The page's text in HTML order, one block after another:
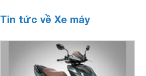
Tin tức về Xe máy